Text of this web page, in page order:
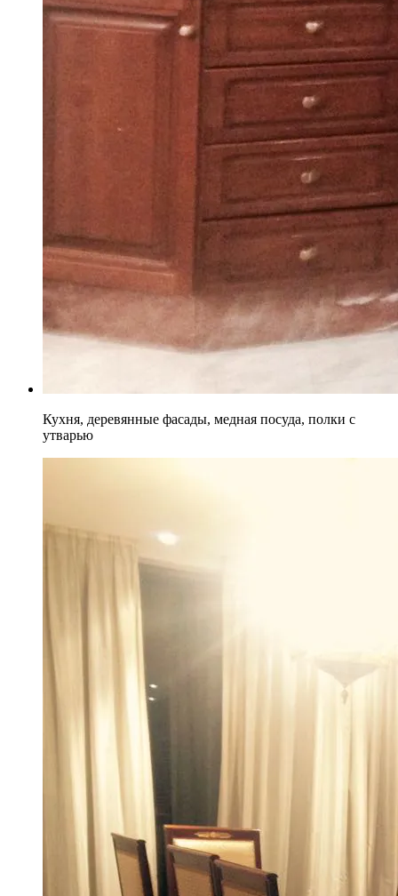
Кухня, деревянные фасады, медная посуда, полки с
утварью